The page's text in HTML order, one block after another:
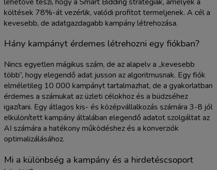
költések 78%-át vezérlik, valódi profitot termeljenek. A cél a
kevesebb, de adatgazdagabb kampány létrehozása.
Hány kampányt érdemes létrehozni egy fiókban?
Nincs egyetlen mágikus szám, de az alapelv a „kevesebb
több”, hogy elegendő adat jusson az algoritmusnak. Egy fiók
elméletileg 10 000 kampányt tartalmazhat, de a gyakorlatban
érdemes a számukat az üzleti célokhoz és a büdzséhez
igazítani. Egy átlagos kis- és középvállalkozás számára 3-8 jól
elkülönített kampány általában elegendő adatot szolgáltat az
AI számára a hatékony működéshez és a konverziók
optimalizálásához.
Mi a különbség a kampány és a hirdetéscsoport